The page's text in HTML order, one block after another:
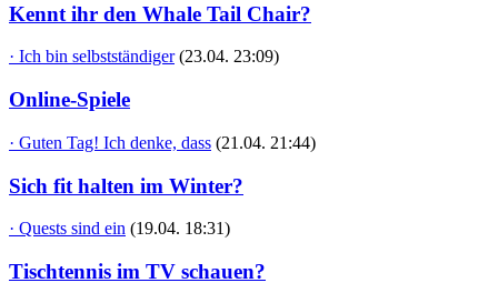
Kennt ihr den Whale Tail Chair?
· Ich bin selbstständiger (23.04. 23:09)
Online-Spiele
· Guten Tag! Ich denke, dass (21.04. 21:44)
Sich fit halten im Winter?
· Quests sind ein (19.04. 18:31)
Tischtennis im TV schauen?